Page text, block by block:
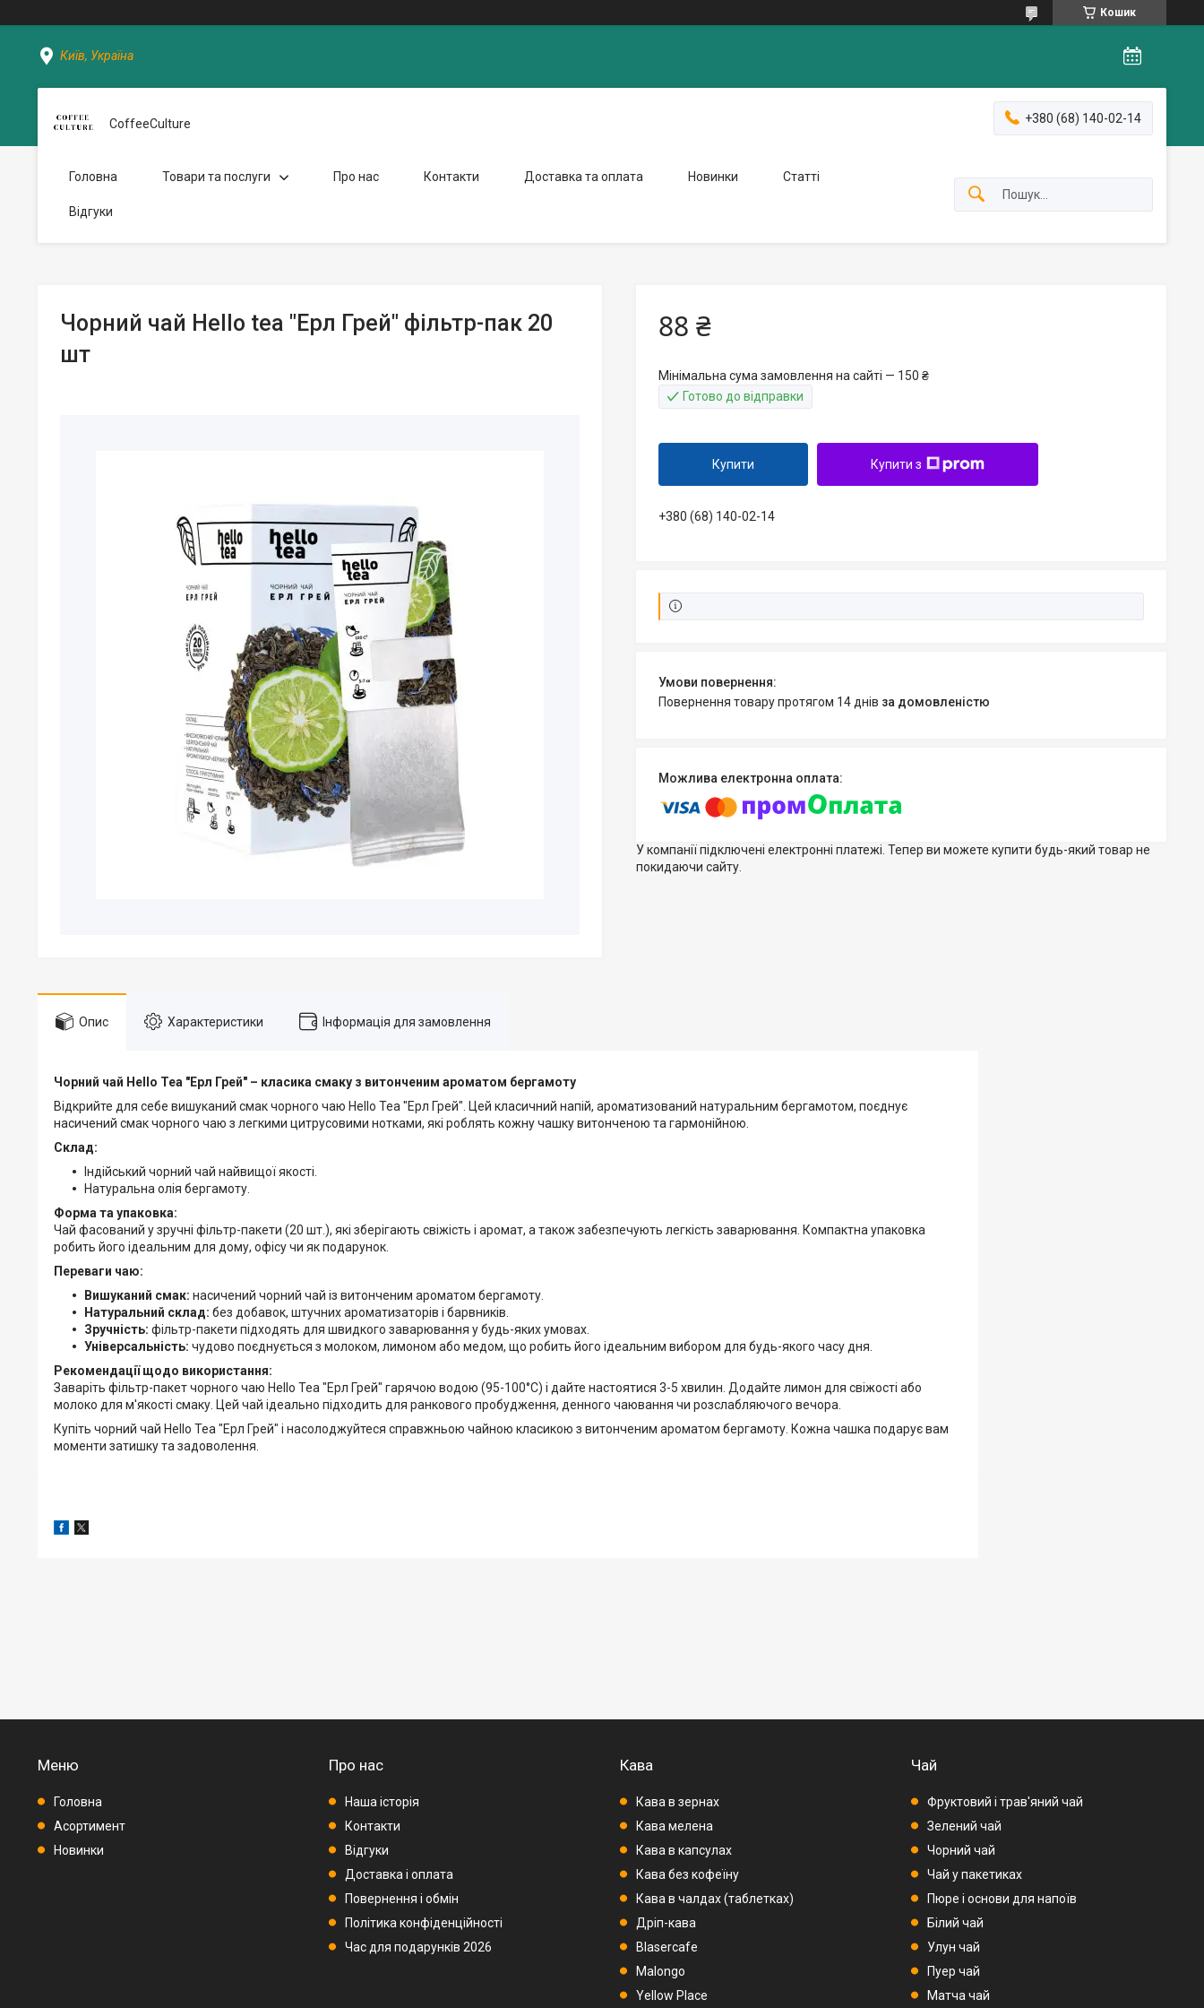
Кошик
Київ, Україна
CoffeeCulture +380 (68) 140-02-14
Головна Товари та послуги Про нас Контакти Доставка та оплата Новинки Статті
Відгуки
Чорний чай Hello tea "Ерл Грей" фільтр-пак 20
шт
88 ₴
Мінімальна сума замовлення на сайті — 150 ₴
Готово до відправки
Купити Купити з
+380 (68) 140-02-14
повернення товару протягом 14 днів за домовленістю
У компанії підключені електронні платежі. Тепер ви можете купити будь-який товар не
покидаючи сайту.
Опис Характеристики Інформація для замовлення
Чорний чай Hello Tea "Ерл Грей" – класика смаку з витонченим ароматом бергамоту
Відкрийте для себе вишуканий смак чорного чаю Hello Tea "Ерл Грей". Цей класичний напій, ароматизований натуральним бергамотом, поєднує
насичений смак чорного чаю з легкими цитрусовими нотками, які роблять кожну чашку витонченою та гармонійною.
Склад:
Індійський чорний чай найвищої якості.
Натуральна олія бергамоту.
Форма та упаковка:
Чай фасований у зручні фільтр-пакети (20 шт.), які зберігають свіжість і аромат, а також забезпечують легкість заварювання. Компактна упаковка
робить його ідеальним для дому, офісу чи як подарунок.
Переваги чаю:
Вишуканий смак: насичений чорний чай із витонченим ароматом бергамоту.
Натуральний склад: без добавок, штучних ароматизаторів і барвників.
Зручність: фільтр-пакети підходять для швидкого заварювання у будь-яких умовах.
Універсальність: чудово поєднується з молоком, лимоном або медом, що робить його ідеальним вибором для будь-якого часу дня.
Рекомендації щодо використання:
Заваріть фільтр-пакет чорного чаю Hello Tea "Ерл Грей" гарячою водою (95-100°C) і дайте настоятися 3-5 хвилин. Додайте лимон для свіжості або
молоко для м'якості смаку. Цей чай ідеально підходить для ранкового пробудження, денного чаювання чи розслабляючого вечора.
Купіть чорний чай Hello Tea "Ерл Грей" і насолоджуйтеся справжньою чайною класикою з витонченим ароматом бергамоту. Кожна чашка подарує вам
моменти затишку та задоволення.
Меню
Головна
Асортимент
Новинки
Про нас
Наша історія
Контакти
Відгуки
Доставка і оплата
Повернення і обмін
Політика конфіденційності
Час для подарунків 2026
Кава
Кава в зернах
Кава мелена
Кава в капсулах
Кава без кофеїну
Кава в чалдах (таблетках)
Дріп-кава
Blasercafe
Malongo
Yellow Place
Чай
Фруктовий і трав'яний чай
Зелений чай
Чорний чай
Чай у пакетиках
Пюре і основи для напоїв
Білий чай
Улун чай
Пуер чай
Матча чай